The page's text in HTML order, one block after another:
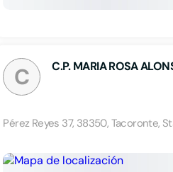
C C.P. MARIA ROSA
Pérez Reyes 37, 38350, Tacoronte,